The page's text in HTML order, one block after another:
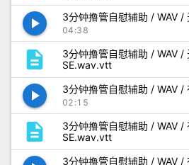
play_arrow 3分钟撸管自慰辅助 / WAV /
04:38
description
3分钟撸管自慰辅助 / WAV /
SE.wav.vtt
play_arrow 3分钟撸管自慰辅助 / WAV /
02:15
description
3分钟撸管自慰辅助 / WAV /
SE.wav.vtt
3分钟撸管自慰辅助 / WAV /